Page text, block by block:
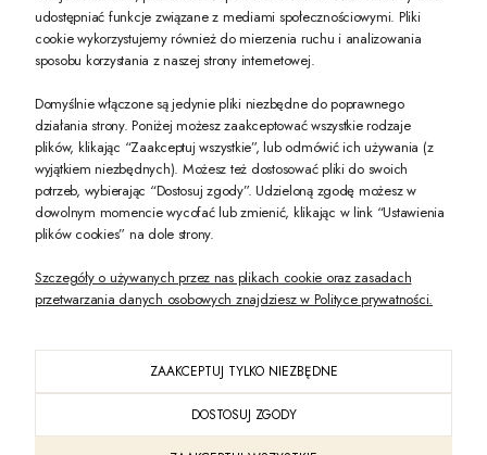
PREZENT DLA CIEBIE!
-10% na pierwsze zakupy na zeccoro.pl Gdy zapiszesz się do naszego
Twoje dane będą przetwarzane zgodnie z nasząpolityką prywatności
POKAŻ PEŁNĄ WERSJĘ STRONY
PL
udostępniać funkcje związane z mediami społecznościowymi. Pliki
cookie wykorzystujemy również do mierzenia ruchu i analizowania
sposobu korzystania z naszej strony internetowej.
Domyślnie włączone są jedynie pliki niezbędne do poprawnego
działania strony. Poniżej możesz zaakceptować wszystkie rodzaje
plików, klikając “Zaakceptuj wszystkie”, lub odmówić ich używania (z
wyjątkiem niezbędnych). Możesz też dostosować pliki do swoich
potrzeb, wybierając “Dostosuj zgody”. Udzieloną zgodę możesz w
dowolnym momencie wycofać lub zmienić, klikając w link “Ustawienia
plików cookies” na dole strony.
Szczegóły o używanych przez nas plikach cookie oraz zasadach
przetwarzania danych osobowych znajdziesz w Polityce prywatności.
ZAAKCEPTUJ TYLKO NIEZBĘDNE
DOSTOSUJ ZGODY